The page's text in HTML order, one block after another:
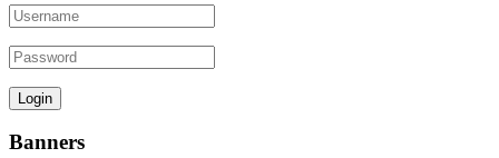
Banners